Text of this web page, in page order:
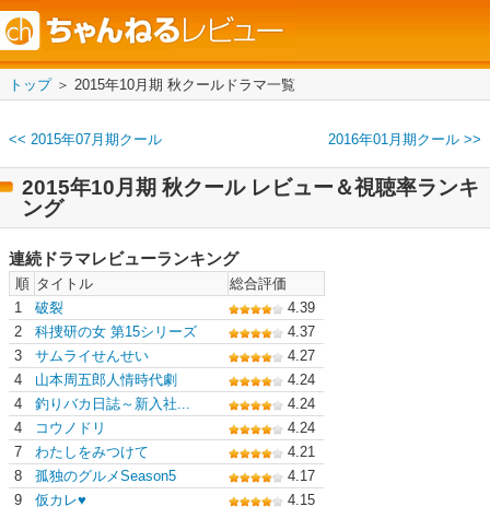
トップ＞ 2015年10月期 秋クールドラマ一覧
<< 2015年07月期クール 2016年01月期クール >>
2015年10月期 秋クール レビュー＆視聴率ランキ
ング
連続ドラマレビューランキング
順 タイトル
総合評価
1
破裂
4.39
2
科捜研の女 第15シリーズ
4.37
3
サムライせんせい
4.27
4
山本周五郎人情時代劇
4.24
4
釣りバカ日誌～新入社...
4.24
4
コウノドリ
4.24
7
わたしをみつけて
4.21
8
孤独のグルメSeason5
4.17
9
仮カレ♥
4.15